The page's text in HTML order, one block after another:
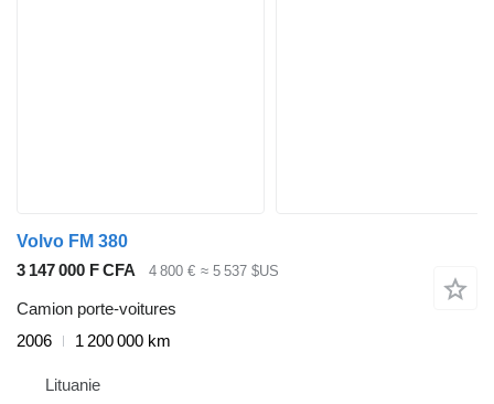
Volvo FM 380
3 147 000 F CFA
4 800 € ≈ 5 537 $US
Camion porte-voitures
2006
1 200 000 km
Lituanie